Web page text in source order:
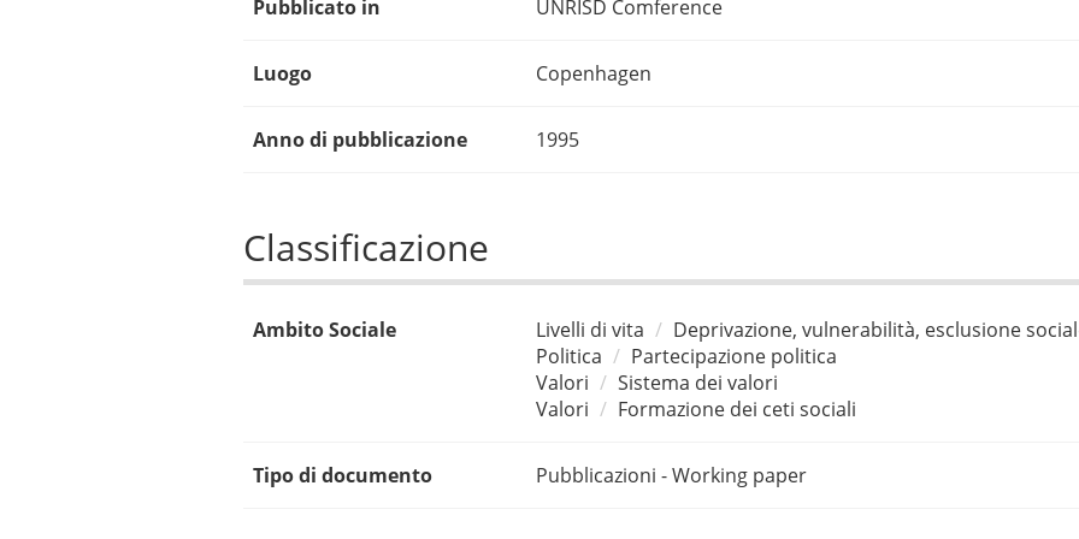
Pubblicato in UNRISD Comference
Luogo Copenhagen
Anno di pubblicazione 1995
Classificazione
Ambito Sociale Livelli di vita
Deprivazione, vulnerabilità, esclusione
Politica
Partecipazione politica
Valori
Sistema dei valori
Valori
Formazione dei ceti sociali
Tipo di documento Pubblicazioni - Working paper